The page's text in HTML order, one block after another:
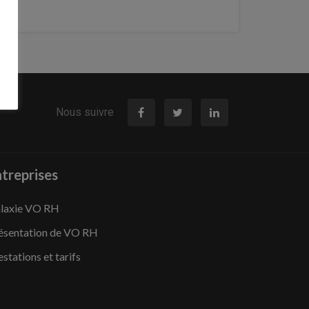
Nous suivre
VO RH
de VO RH
et tarifs